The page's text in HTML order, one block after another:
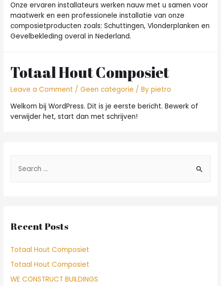
Onze ervaren installateurs werken nauw met u samen voor
maatwerk en een professionele installatie van onze
composietproducten zoals: Schuttingen, Vlonderplanken en
Gevelbekleding overal in Nederland.
Totaal Hout Composiet
Leave a Comment /Geen categorie / Bypietro
Welkom bij WordPress. Dit is je eerste bericht. Bewerk of
verwijder het, start dan met schrijven!
Recent Posts
Totaal Hout Composiet
Totaal Hout Composiet
WE CONSTRUCT BUILDINGS